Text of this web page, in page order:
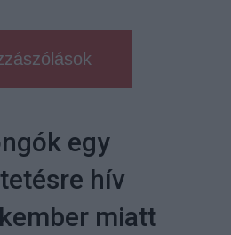
egy
hív
miatt